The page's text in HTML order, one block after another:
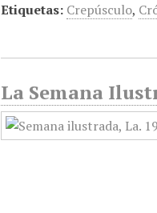
Etiquetas: Crepúsculo,
La Semana